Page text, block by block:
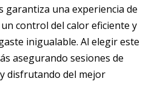
garantiza una experiencia de
control del calor eficiente y
inigualable. Al elegir este
asegurando sesiones de
disfrutando del mejor